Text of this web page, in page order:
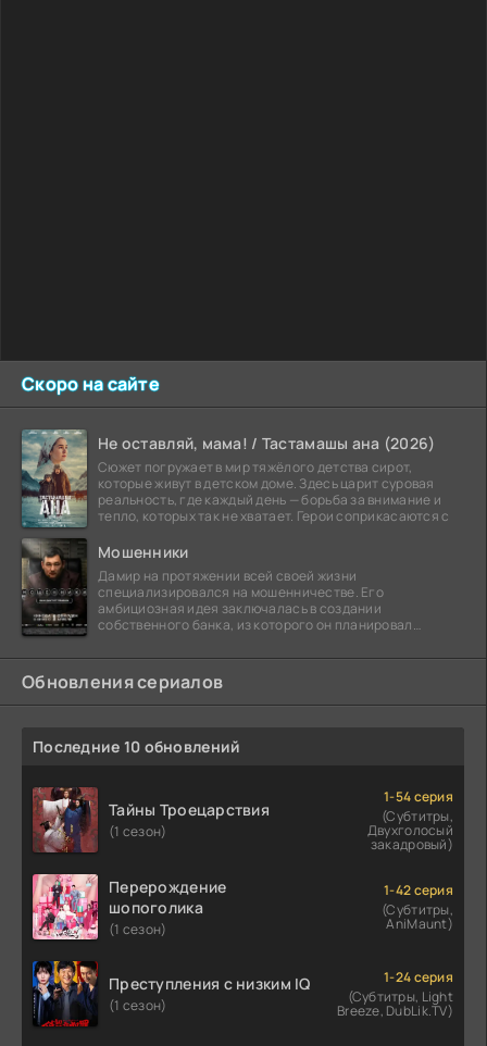
Скоро на сайте
Не оставляй, мама! / Тастамашы ана (2026)
Сюжет погружает в мир тяжёлого детства сирот,
которые живут в детском доме. Здесь царит суровая
реальность, где каждый день — борьба за внимание и
тепло, которых так не хватает. Герои соприкасаются с
Мошенники
Дамир на протяжении всей своей жизни
специализировался на мошенничестве. Его
амбициозная идея заключалась в создании
собственного банка, из которого он планировал
Обновления сериалов
Последние 10 обновлений
Тайны Троецарствия
(1 сезон)
1-54 серия
(Субтитры,
Двухголосый
закадровый)
Перерождение
шопоголика
(1 сезон)
1-42 серия
(Субтитры,
AniMaunt)
Преступления с низким IQ
(1 сезон)
1-24 серия
(Субтитры, Light
Breeze, DubLik.TV)